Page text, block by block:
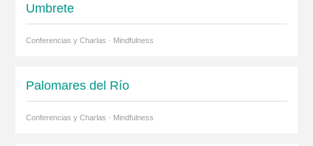
Umbrete
Conferencias y Charlas · Mindfulness
Palomares del Río
Conferencias y Charlas · Mindfulness